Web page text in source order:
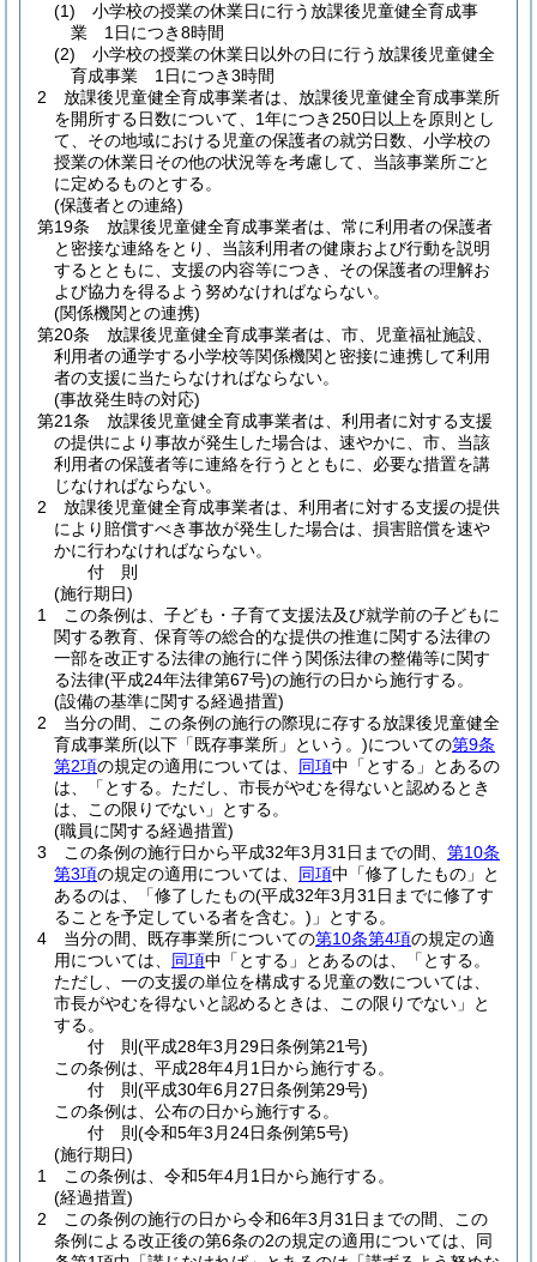
(1)
小学校の授業の休業日に行う放課後児童健全育成事
業 1日につき8時間
(2)
小学校の授業の休業日以外の日に行う放課後児童健全
育成事業 1日につき3時間
2
放課後児童健全育成事業者は、放課後児童健全育成事業所
を開所する日数について、1年につき250日以上を原則とし
て、その地域における児童の保護者の就労日数、小学校の
授業の休業日その他の状況等を考慮して、当該事業所ごと
に定めるものとする。
(保護者との連絡)
第19条
放課後児童健全育成事業者は、常に利用者の保護者
と密接な連絡をとり、当該利用者の健康および行動を説明
するとともに、支援の内容等につき、その保護者の理解お
よび協力を得るよう努めなければならない。
(関係機関との連携)
第20条
放課後児童健全育成事業者は、市、児童福祉施設、
利用者の通学する小学校等関係機関と密接に連携して利用
者の支援に当たらなければならない。
(事故発生時の対応)
第21条
放課後児童健全育成事業者は、利用者に対する支援
の提供により事故が発生した場合は、速やかに、市、当該
利用者の保護者等に連絡を行うとともに、必要な措置を講
じなければならない。
2
放課後児童健全育成事業者は、利用者に対する支援の提供
により賠償すべき事故が発生した場合は、損害賠償を速や
かに行わなければならない。
付 則
(施行期日)
1
この条例は、子ども・子育て支援法及び就学前の子どもに
関する教育、保育等の総合的な提供の推進に関する法律の
一部を改正する法律の施行に伴う関係法律の整備等に関す
る法律(平成24年法律第67号)の施行の日から施行する。
(設備の基準に関する経過措置)
2
当分の間、この条例の施行の際現に存する放課後児童健全
育成事業所(以下「既存事業所」という。)についての第9条
第2項の規定の適用については、 同項中「とする」とあるの
は、「とする。ただし、市長がやむを得ないと認めるとき
は、この限りでない」とする。
(職員に関する経過措置)
3
この条例の施行日から平成32年3月31日までの間、 第10条
第3項の規定の適用については、 同項中「修了したもの」と
あるのは、「修了したもの(平成32年3月31日までに修了す
ることを予定している者を含む。) 」とする。
4
当分の間、既存事業所についての第10条第4項の規定の適
用については、 同項中「とする」とあるのは、「とする。
ただし、一の支援の単位を構成する児童の数については、
市長がやむを得ないと認めるときは、この限りでない」と
する。
付 則(平成28年3月29日条例第21号)
この条例は、平成28年4月1日から施行する。
付 則(平成30年6月27日条例第29号)
この条例は、公布の日から施行する。
付 則(令和5年3月24日条例第5号)
(施行期日)
1
この条例は、令和5年4月1日から施行する。
(経過措置)
2
この条例の施行の日から令和6年3月31日までの間、この
条例による改正後の第6条の2の規定の適用については、同